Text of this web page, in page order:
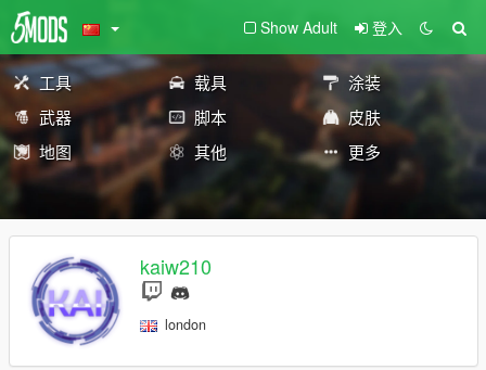
Show Adult 登入
工具 载具
涂装
武器
脚本
皮肤
地图
其他 更多
kaiw210
london